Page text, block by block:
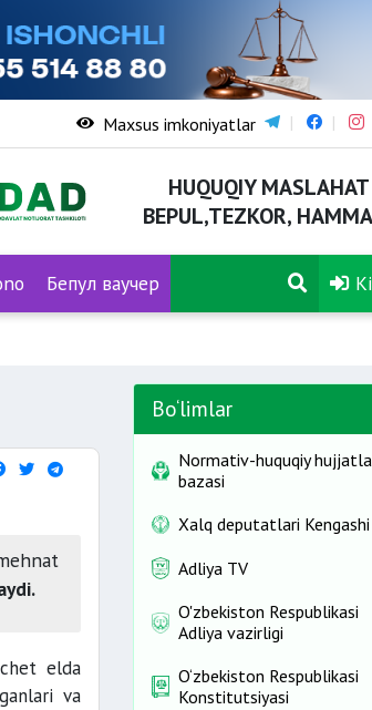
Maxsus imkoniyatlar
HUQUQIY
BEPUL,TEZKOR,
Бепул ваучер
elda
va
Bo‘limlar
Normativ-huquqiy
bazasi
Xalq deputatlari Kengashi
Adliya TV
O'zbekiston Respublikasi
Adliya vazirligi
O‘zbekiston Respublikasi
Konstitutsiyasi